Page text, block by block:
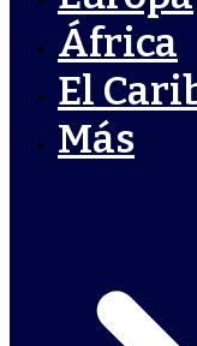
África
El
Más